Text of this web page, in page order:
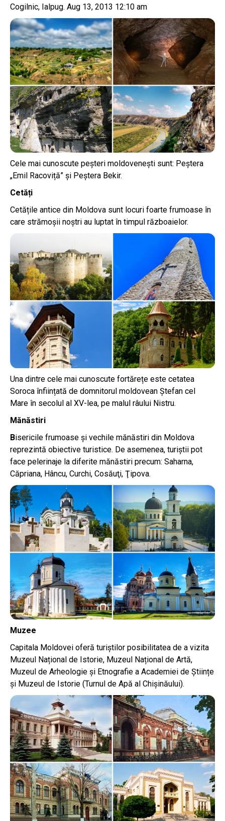
Cogilnic, Ialpug. Aug 13, 2013 12:10 am
Cele mai cunoscute peșteri moldovenești sunt: Peștera
„Emil Racoviță” și Peștera Bekir.
Cetăți
Cetățile antice din Moldova sunt locuri foarte frumoase în
care strămoșii noștri au luptat în timpul războaielor.
Una dintre cele mai cunoscute fortărețe este cetatea
Soroca înființată de domnitorul moldovean Ștefan cel
Mare în secolul al XV-lea, pe malul râului Nistru.
Mănăstiri
Bisericile frumoase și vechile mănăstiri din Moldova
reprezintă obiective turistice. De asemenea, turiştii pot
face pelerinaje la diferite mănăstiri precum: Saharna,
Căpriana, Hâncu, Curchi, Cosăuţi, Ţipova.
Muzee
Capitala Moldovei oferă turiștilor posibilitatea de a vizita
Muzeul Național de Istorie, Muzeul Național de Artă,
Muzeul de Arheologie și Etnografie a Academiei de Științe
și Muzeul de Istorie (Turnul de Apă al Chișinăului).